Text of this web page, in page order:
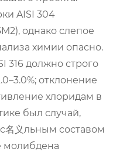
AISI 304
однако слепое
химии опасно.
316 должно строго
отклонение
хлоридам в
был случай,
名义льным составом
молибдена